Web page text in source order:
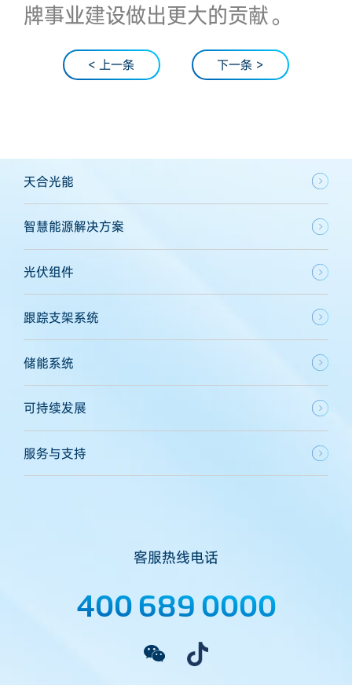
牌事业建设做出更大的贡献。
< 上一条 下一条 >
天合光能
智慧能源解决方案
光伏组件
跟踪支架系统
储能系统
可持续发展
服务与支持
客服热线电话
400 689 0000